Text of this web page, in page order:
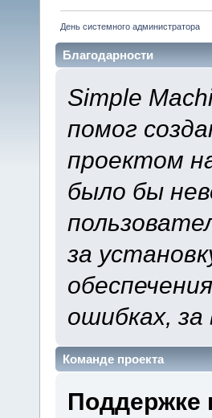
День системного администратора
Благодарности
Simple
помог
проектом
было бы
за
ошибках,
Команде проекта
Поддержке